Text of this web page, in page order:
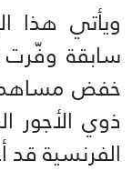
ويأتي هذا
خفض
ذوي الأجور
الفرنسية قد